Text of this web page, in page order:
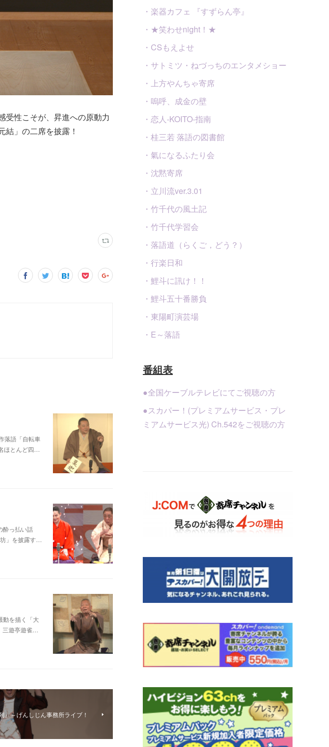
受性こそが、昇進への原動力
」の二席を披露！
落語「自転車
ほとんど四…
酔っ払い話
」を披露す…
動を描く「大
遊亭遊雀…
～げんしじん事務所ライブ！
・楽器カフェ 『すずらん亭』
・★笑わせnight！★
・CSもえよせ
・サトミツ・ねづっちのエンタメショー
・上方やんちゃ寄席
・嗚呼、成金の壁
・恋人-KOITO-指南
・桂三若 落語の図書館
・氣になるふたり会
・沈黙寄席
・立川流ver.3.01
・竹千代の風土記
・竹千代学習会
・落語道（らくご，どう？）
・行楽日和
・鯉斗に訊け！！
・鯉斗五十番勝負
・東陽町演芸場
・E～落語
番組表
●全国ケーブルテレビにてご視聴の方
●スカパー！(プレミアムサービス・プレ
ミアムサービス光) Ch.542をご視聴の方